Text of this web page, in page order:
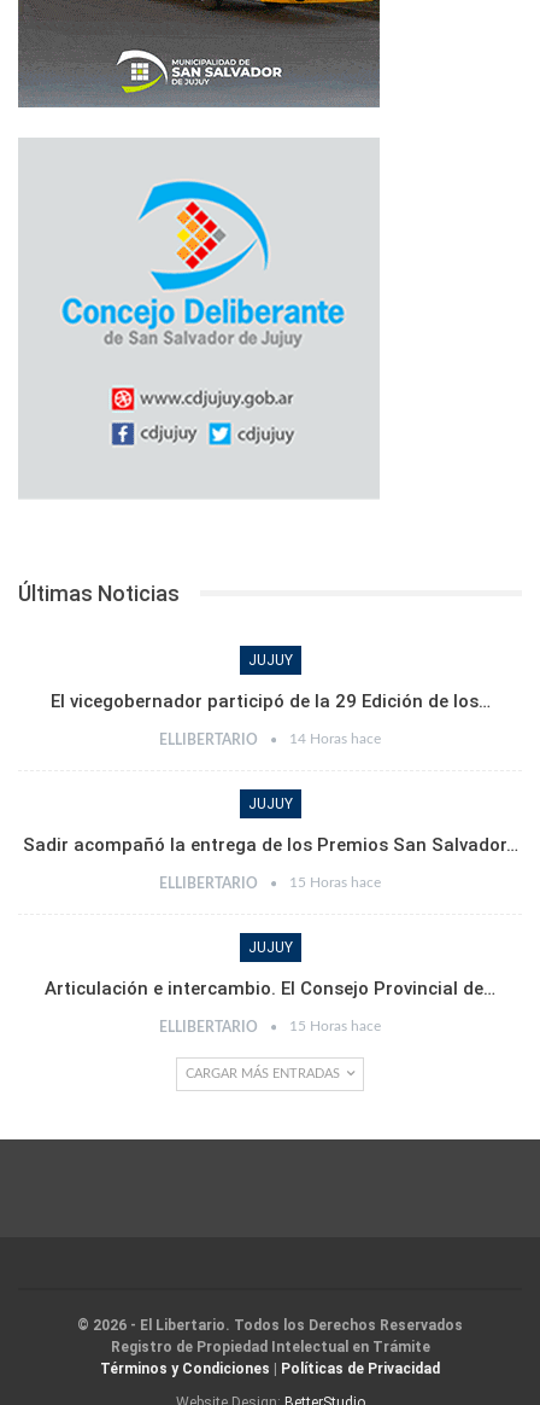
Últimas Noticias
JUJUY
El vicegobernador participó de la 29 Edición de los…
ELLIBERTARIO 14 Horas hace
JUJUY
Sadir acompañó la entrega de los Premios San Salvador…
ELLIBERTARIO 15 Horas hace
JUJUY
Articulación e intercambio. El Consejo Provincial de…
ELLIBERTARIO 15 Horas hace
CARGAR MÁS ENTRADAS
© 2026 - El Libertario. Todos los Derechos Reservados
Registro de Propiedad Intelectual en Trámite
Términos y Condiciones | Políticas de Privacidad